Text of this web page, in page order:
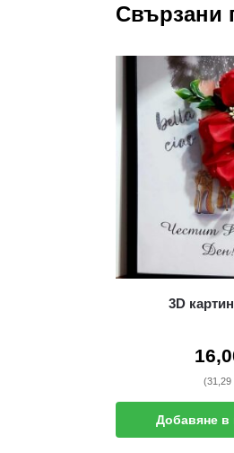
Свързани
3D
(31,29
Добавяне в